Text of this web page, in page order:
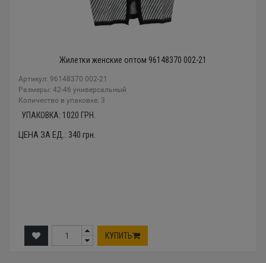
Жилетки женские оптом 96148370 002-21
Артикул: 96148370 002-21
Размеры: 42-46 универсальный
Количество в упаковке: 3
УПАКОВКА: 1020 ГРН.
ЦЕНА ЗА ЕД.: 340 грн.
КУПИТЬ